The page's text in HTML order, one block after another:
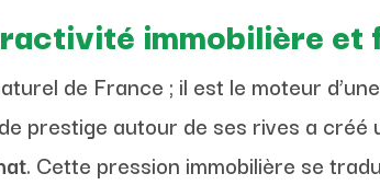
immobilière et
de France ; il est le moteur
prestige autour de ses rives a créé
. Cette pression immobilière se